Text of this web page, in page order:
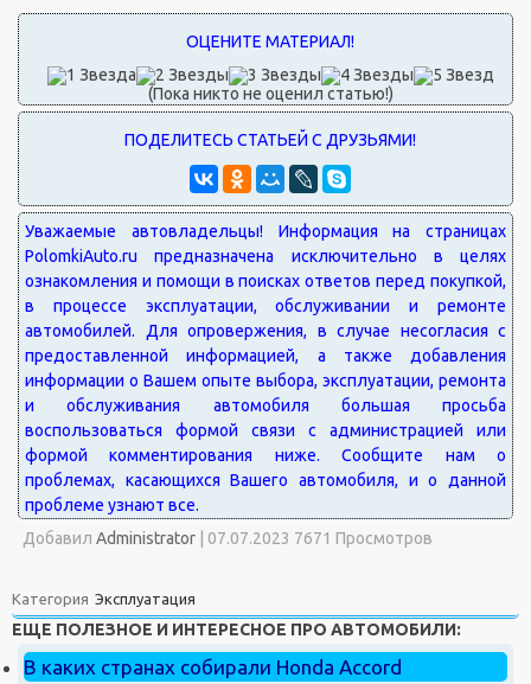
(Пока никто не оценил статью!)
Добавил Administrator 07.07.2023 7671 Просмотров
Категория Эксплуатация
ЕЩЕ ПОЛЕЗНОЕ И ИНТЕРЕСНОЕ ПРО АВТОМОБИЛИ:
В каких странах собирали Honda Accord